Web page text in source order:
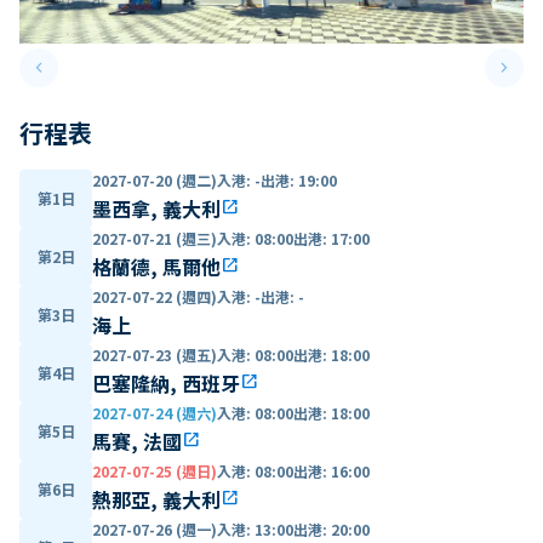
keyboard_arrow_leftPrevious slide keyboard_arrow_right
行程表
第1日
2027-07-20 (週二)入港: -出港: 19:00
墨西拿, 義大利open_in_new
第2日
2027-07-21 (週三)入港: 08:00出港: 17:00
格蘭德, 馬爾他open_in_new
第3日
2027-07-22 (週四)入港: -出港: -
海上
第4日
2027-07-23 (週五)入港: 08:00出港: 18:00
巴塞隆納, 西班牙open_in_new
第5日
2027-07-24 (週六)入港: 08:00出港: 18:00
馬賽, 法國open_in_new
第6日
2027-07-25 (週日)入港: 08:00出港: 16:00
熱那亞, 義大利open_in_new
2027-07-26 (週一)入港: 13:00出港: 20:00